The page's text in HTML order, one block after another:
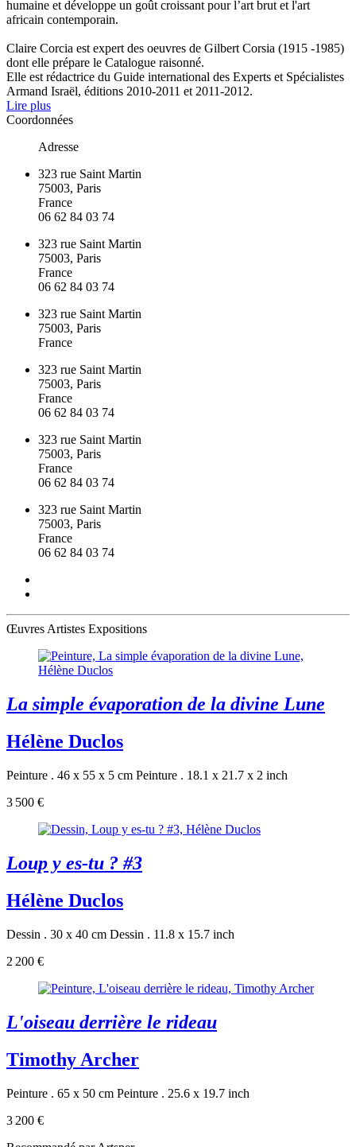
humaine et développe un goût croissant pour l’art brut et l'art
africain contemporain.
Claire Corcia est expert des oeuvres de Gilbert Corsia (1915 -1985)
dont elle prépare le Catalogue raisonné.
Elle est rédactrice du Guide international des Experts et Spécialistes
Armand Israël, éditions 2010-2011 et 2011-2012.
Lire plus
Coordonnées
Adresse
323 rue Saint Martin
75003, Paris
France
06 62 84 03 74
323 rue Saint Martin
75003, Paris
France
06 62 84 03 74
323 rue Saint Martin
75003, Paris
France
323 rue Saint Martin
75003, Paris
France
06 62 84 03 74
323 rue Saint Martin
75003, Paris
France
06 62 84 03 74
323 rue Saint Martin
75003, Paris
France
06 62 84 03 74
ŒuvresArtistes Expositions
La simple évaporation de la divine Lune
Hélène Duclos
Peinture . 46 x 55 x 5 cm Peinture . 18.1 x 21.7 x 2 inch
3 500 €
Loup y es-tu ? #3
Hélène Duclos
Dessin . 30 x 40 cm Dessin . 11.8 x 15.7 inch
2 200 €
L'oiseau derrière le rideau
Timothy Archer
Peinture . 65 x 50 cm Peinture . 25.6 x 19.7 inch
3 200 €